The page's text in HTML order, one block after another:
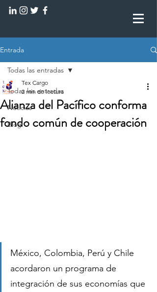
Entrada
Todas las entradas
Noticias
Blog
Todas las entradas
Alianza del Pacífico conforma
fondo común de cooperación
Tex Cargo
2 min de lectura
México, Colombia, Perú y Chile
acordaron un programa de
integración de sus economías que